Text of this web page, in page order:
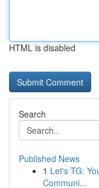
HTML is disabled
Search
Published News
1 Let's TG:
Communi...